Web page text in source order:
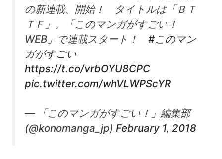
の新連載、開始！ タイトルは「ＢＴ
ＴＦ」。「このマンガがすごい！
WEB」で連載スタート！ #このマン
ガがすごい
https://t.co/vrbOYU8CPC
pic.twitter.com/whVLWPScYR
— 「このマンガがすごい！」編集部
(@konomanga_jp) February 1, 2018